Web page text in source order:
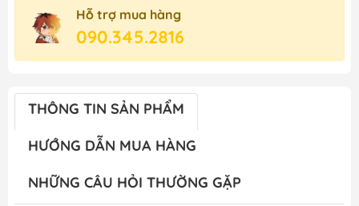
Hỗ trợ mua hàng
090.345.2816
THÔNG TIN SẢN PHẨM
HƯỚNG DẪN MUA HÀNG
NHỮNG CÂU HỎI THƯỜNG GẶP